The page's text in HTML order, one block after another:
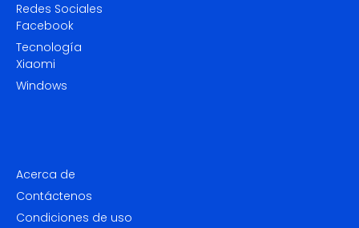
Redes Sociales
Facebook
Tecnología
Xiaomi
Windows
Acerca de
Contáctenos
Condiciones de uso